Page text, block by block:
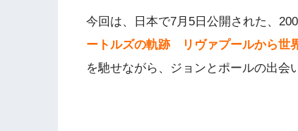
今回は、日本で7月5日公開された、
ートルズの軌跡 リヴァプールから世
を馳せながら、ジョンとポールの出会